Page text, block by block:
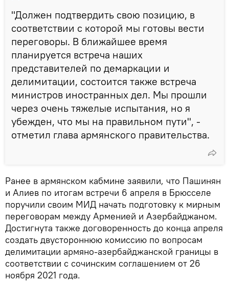
"Должен подтвердить свою позицию, в
соответствии с которой мы готовы вести
переговоры. В ближайшее время
планируется встреча наших
представителей по демаркации и
делимитации, состоится также встреча
министров иностранных дел. Мы прошли
через очень тяжелые испытания, но я
убежден, что мы на правильном пути", -
отметил глава армянского правительства.
Ранее в армянском кабмине заявили, что Пашинян
и Алиев по итогам встречи 6 апреля в Брюсселе
поручили своим МИД начать подготовку к мирным
переговорам между Арменией и Азербайджаном.
Достигнута также договоренность до конца апреля
создать двустороннюю комиссию по вопросам
делимитации армяно-азербайджанской границы в
соответствии с сочинским соглашением от 26
ноября 2021 года.